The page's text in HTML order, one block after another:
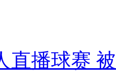
直播球赛